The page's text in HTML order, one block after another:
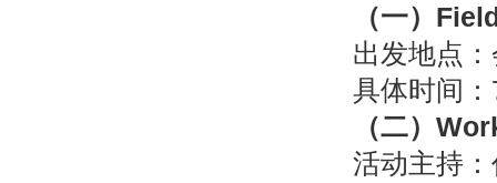
（一）
出发地点
具体时间
（二）
活动主持